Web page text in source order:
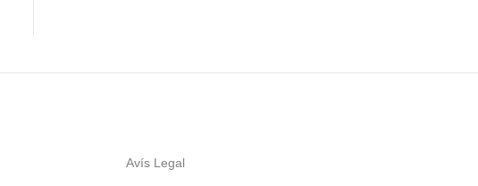
Avís Legal